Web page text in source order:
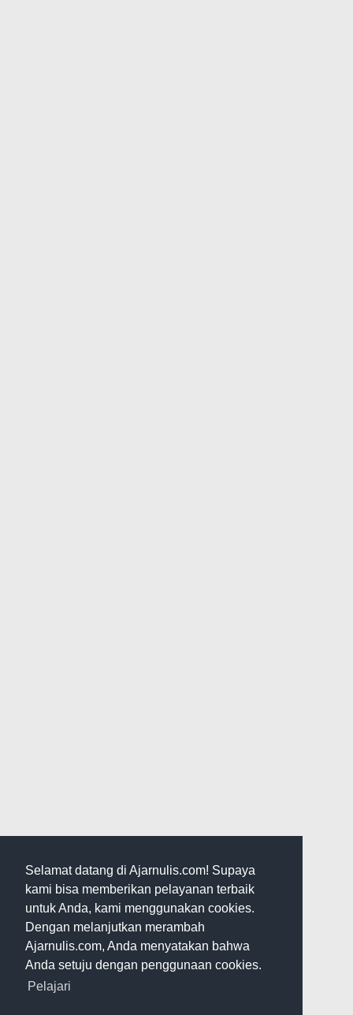
Selamat datang di Ajarnulis.com! Supaya
kami bisa memberikan pelayanan terbaik
untuk Anda, kami menggunakan cookies.
Dengan melanjutkan merambah
Ajarnulis.com, Anda menyatakan bahwa
Anda setuju dengan penggunaan cookies.
Pelajari